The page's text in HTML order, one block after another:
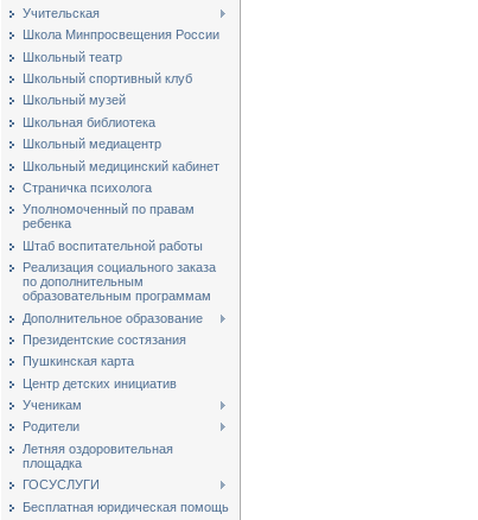
Учительская
Школа Минпросвещения России
Школьный театр
Школьный спортивный клуб
Школьный музей
Школьная библиотека
Школьный медиацентр
Школьный медицинский кабинет
Страничка психолога
Уполномоченный по правам
ребенка
Штаб воспитательной работы
Реализация социального заказа
по дополнительным
образовательным программам
Дополнительное образование
Президентские состязания
Пушкинская карта
Центр детских инициатив
Ученикам
Родители
Летняя оздоровительная
площадка
ГОСУСЛУГИ
Бесплатная юридическая помощь